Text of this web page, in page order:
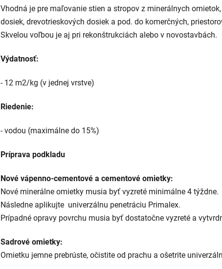
Vhodná je pre maľovanie stien a stropov z minerálnych
dosiek, drevotrieskových dosiek a pod. do komerčných,
Skvelou voľbou je aj pri rekonštrukciách alebo v novostavbách.
Výdatnosť:
- 12 m2/kg (v jednej vrstve)
Riedenie:
- vodou (maximálne do 15%)
Príprava podkladu
Nové vápenno-cementové a cementové omietky:
Nové minerálne omietky musia byť vyzreté minimálne 4 týždne.
Následne aplikujte univerzálnu penetráciu Primalex.
Prípadné opravy povrchu musia byť dostatočne vyzreté a
Sadrové omietky:
Omietku jemne prebrúste, očistite od prachu a ošetrite